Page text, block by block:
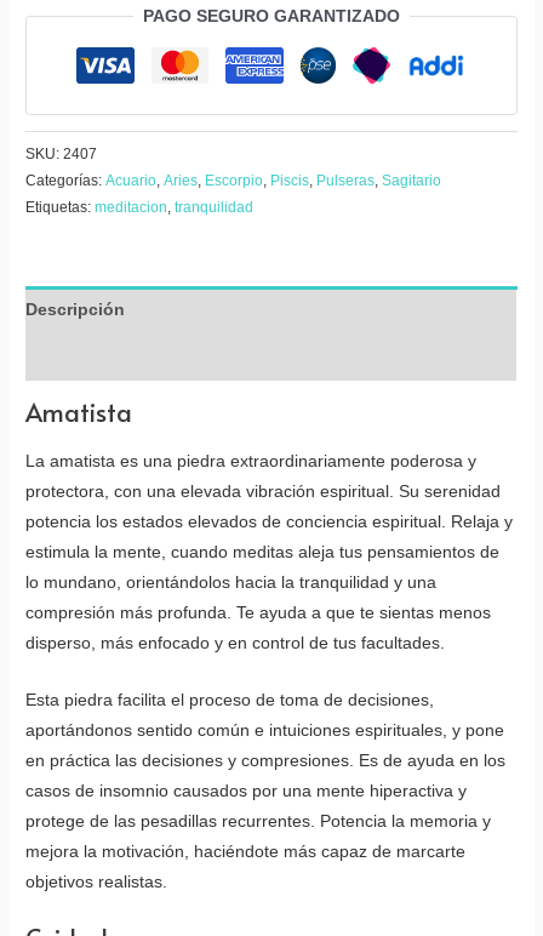
cantidad
PAGO SEGURO GARANTIZADO
SKU:2407
Categorías:Acuario ,Aries Escorpio Piscis Pulseras ,Sagitario
Etiquetas:meditacion ,tranquilidad
Descripción
Amatista
La amatista es una piedra extraordinariamente poderosa y
protectora, con una elevada vibración espiritual. Su serenidad
potencia los estados elevados de conciencia espiritual. Relaja y
estimula la mente, cuando meditas aleja tus pensamientos de
lo mundano, orientándolos hacia la tranquilidad y una
compresión más profunda. Te ayuda a que te sientas menos
disperso, más enfocado y en control de tus facultades.
Esta piedra facilita el proceso de toma de decisiones,
aportándonos sentido común e intuiciones espirituales, y pone
en práctica las decisiones y compresiones. Es de ayuda en los
casos de insomnio causados por una mente hiperactiva y
protege de las pesadillas recurrentes. Potencia la memoria y
mejora la motivación, haciéndote más capaz de marcarte
objetivos realistas.